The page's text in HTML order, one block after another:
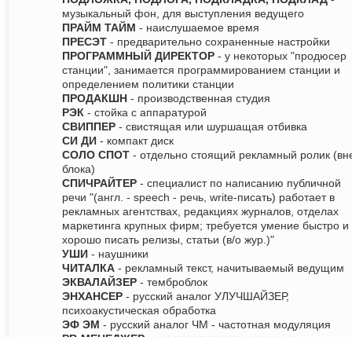
музыкальный фон, для выступления ведущего
ПРАЙМ ТАЙМ - наислушаемое время
ПРЕСЭТ - предварительно сохраненные настройки
ПРОГРАММНЫЙ ДИРЕКТОР - у некоторых "продюсер
станции", занимается программированием станции и
определением политики станции
ПРОДАКШН - производственная студия
РЭК - стойка с аппаратурой
СВИППЕР - свистящая или шуршащая отбивка
СИ ДИ - компакт диск
СОЛО СПОТ - отдельно стоящий рекламный ролик
блока)
СПИЧРАЙТЕР - специалист по написанию публичной
речи "(англ. - speech - речь, write-писать) работает в
рекламных агентствах, редакциях журналов, отделах
маркетинга крупных фирм; требуется умение быстро и
хорошо писать релизы, статьи (в/о жур.)"
УШИ - наушники
ЧИТАЛКА - рекламный текст, начитываемый ведущим
ЭКВАЛАЙЗЕР - темброблок
ЭНХАНСЕР - русский аналог УЛУЧШАЙЗЕР,
психоакустическая обработка
ЭФ ЭМ - русский аналог ЧМ - частотная модуляция